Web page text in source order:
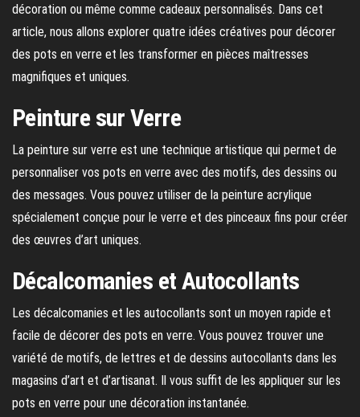
décoration ou même comme cadeaux personnalisés. Dans cet
article, nous allons explorer quatre idées créatives pour décorer
des pots en verre et les transformer en pièces maîtresses
magnifiques et uniques.
Peinture sur Verre
La peinture sur verre est une technique artistique qui permet de
personnaliser vos pots en verre avec des motifs, des dessins ou
des messages. Vous pouvez utiliser de la peinture acrylique
spécialement conçue pour le verre et des pinceaux fins pour créer
des œuvres d’art uniques.
Décalcomanies et Autocollants
Les décalcomanies et les autocollants sont un moyen rapide et
facile de décorer des pots en verre. Vous pouvez trouver une
variété de motifs, de lettres et de dessins autocollants dans les
magasins d’art et d’artisanat. Il vous suffit de les appliquer sur les
pots en verre pour une décoration instantanée.